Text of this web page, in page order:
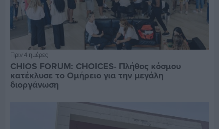
Πριν 4 ημέρες
CHIOS FORUM: CHOICES- Πλήθος κόσμου
κατέκλυσε το Ομήρειο για την μεγάλη
διοργάνωση